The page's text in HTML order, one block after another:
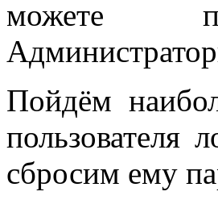
можете
Пойдём
пользователя
сбросим ему